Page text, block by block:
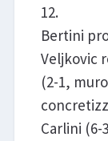
12.
Bertini
Veljkovic
(2-1,
Carlini